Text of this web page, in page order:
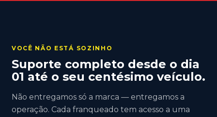
VOCÊ NÃO ESTÁ SOZINHO
Suporte completo desde o dia
01 até o seu centésimo veículo.
Não entregamos só a marca — entregamos a
operação. Cada franqueado tem acesso a uma